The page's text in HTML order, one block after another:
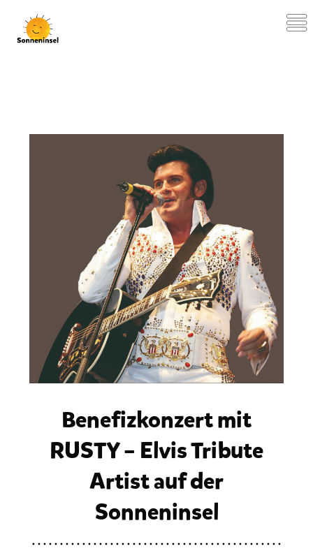
Benefizkonzert mit
RUSTY – Elvis Tribute
Artist auf der
Sonneninsel